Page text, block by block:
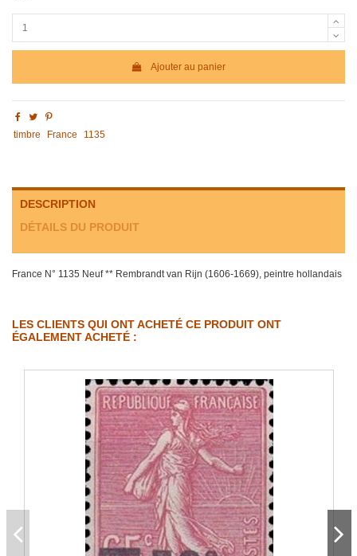
Ajouter au panier
timbre France 1135
DESCRIPTION
DÉTAILS DU PRODUIT
France N° 1135 Neuf ** Rembrandt van Rijn (1606-1669), peintre hollandais
LES CLIENTS QUI ONT ACHETÉ CE PRODUIT ONT
ÉGALEMENT ACHETÉ :